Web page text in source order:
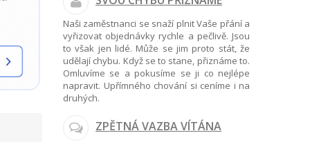
Naši zaměstnanci se snaží plnit Vaše přání a
vyřizovat objednávky rychle a pečlivě. Jsou
to však jen lidé. Může se jim proto stát, že
udělají chybu. Když se to stane, přiznáme to.
Omluvíme se a pokusíme se ji co nejlépe
napravit. Upřímného chování si ceníme i na
druhých.
ZPĚTNÁ VAZBA VÍTÁNA